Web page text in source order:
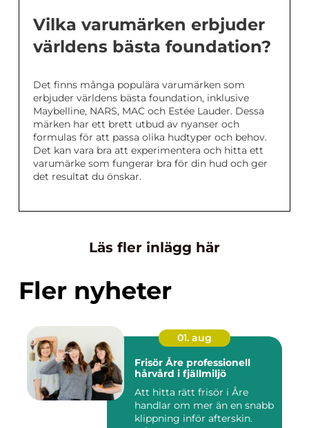
Vilka varumärken erbjuder
världens bästa foundation?
Det finns många populära varumärken som
erbjuder världens bästa foundation, inklusive
Maybelline, NARS, MAC och Estée Lauder. Dessa
märken har ett brett utbud av nyanser och
formulas för att passa olika hudtyper och behov.
Det kan vara bra att experimentera och hitta ett
varumärke som fungerar bra för din hud och ger
det resultat du önskar.
Läs fler inlägg här
Fler nyheter
01. aug
Frisör Åre professionell
hårvård i fjällmiljö
Att hitta rätt frisör i Åre
handlar om mer än en snabb
klippning inför afterskin.